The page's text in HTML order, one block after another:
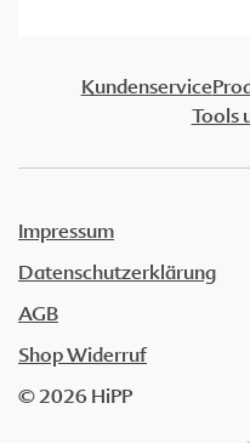
Kundenservice
Tools
Impressum
Datenschutzerklärung
AGB
Shop Widerruf
© 2026 HiPP